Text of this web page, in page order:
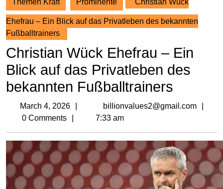
Themen Kraft Prominente Christian Wück
Ehefrau – Ein Blick auf das Privatleben des bekannten
Fußballtrainers
Christian Wück Ehefrau – Ein
Blick auf das Privatleben des
bekannten Fußballtrainers
March 4, 2026
Marchbillionvalues2@gmail.com
0 Comments
7:33 am